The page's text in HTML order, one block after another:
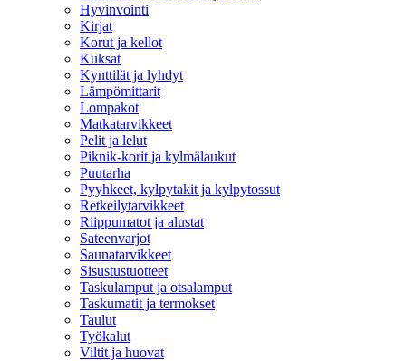
Hyvinvointi
Kirjat
Korut ja kellot
Kuksat
Kynttilät ja lyhdyt
Lämpömittarit
Lompakot
Matkatarvikkeet
Pelit ja lelut
Piknik-korit ja kylmälaukut
Puutarha
Pyyhkeet, kylpytakit ja kylpytossut
Retkeilytarvikkeet
Riippumatot ja alustat
Sateenvarjot
Saunatarvikkeet
Sisustustuotteet
Taskulamput ja otsalamput
Taskumatit ja termokset
Taulut
Työkalut
Viltit ja huovat